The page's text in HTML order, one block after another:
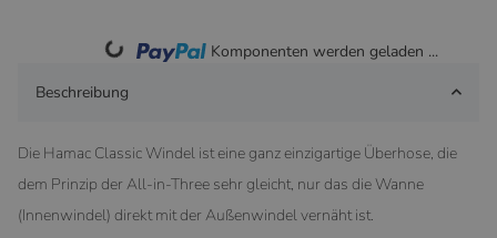
Loading...
Komponenten werden geladen ...
Beschreibung
Die Hamac Classic Windel ist eine ganz einzigartige Überhose, die
dem Prinzip der All-in-Three sehr gleicht, nur das die Wanne
(Innenwindel) direkt mit der Außenwindel vernäht ist.